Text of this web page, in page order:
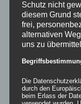
Bewertet
mit
von
5
zur Wunschliste
Schutz nicht
diesem Grund
frei,
alternativen
uns zu
Die
durch den
beim Erlass der